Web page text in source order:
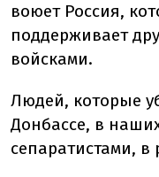
воюет Россия,
поддерживает
войсками.
Людей, которые
Донбассе, в
сепаратистами,